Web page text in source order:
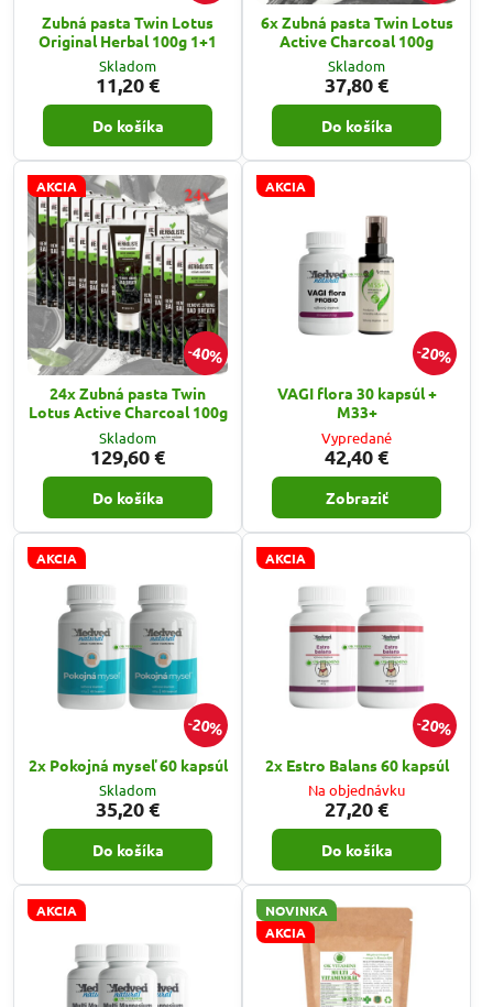
Zubná pasta Twin Lotus
Original Herbal 100g 1+1
Skladom
11,20 €
Do košíka
6x Zubná pasta Twin Lotus
Active Charcoal 100g
Skladom
37,80 €
Do košíka
40%
AKCIA
24x Zubná pasta Twin
Lotus Active Charcoal 100g
Skladom
129,60 €
Do košíka
20%
AKCIA
VAGI flora 30 kapsúl +
M33+
Vypredané
42,40 €
Zobraziť
20%
AKCIA
2x Pokojná myseľ 60 kapsúl
Skladom
35,20 €
Do košíka
20%
AKCIA
2x Estro Balans 60 kapsúl
Na objednávku
27,20 €
Do košíka
AKCIA
NOVINKA
AKCIA